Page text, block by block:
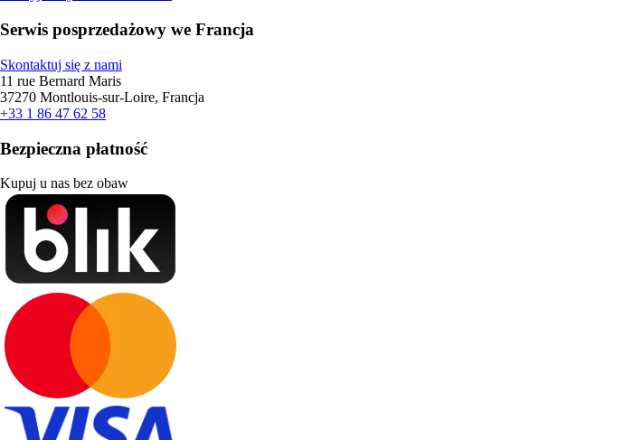
Serwis posprzedażowy we Francja
Skontaktuj się z nami
11 rue Bernard Maris
37270 Montlouis-sur-Loire, Francja
+33 1 86 47 62 58
Bezpieczna płatność
Kupuj u nas bez obaw